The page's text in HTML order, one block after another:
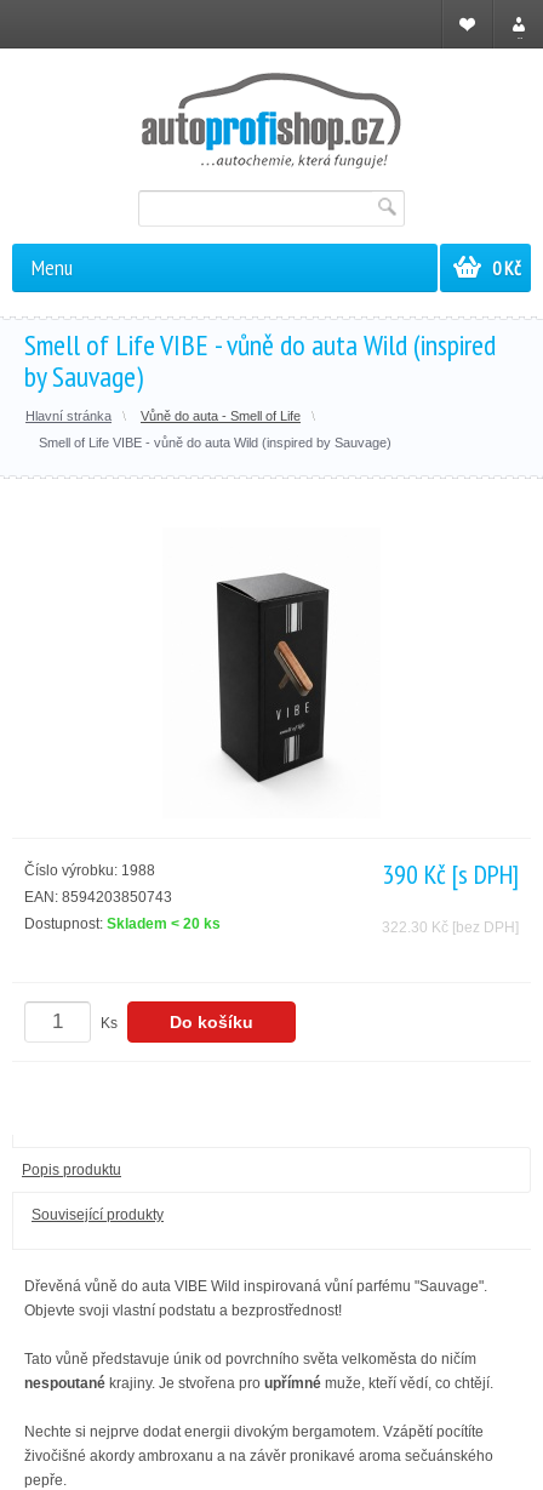
Registrace
0 Kč
Menu
Smell of Life VIBE - vůně do auta Wild (inspired
by Sauvage)
Hlavní stránka
Vůně do auta - Smell of Life
Smell of Life VIBE - vůně do auta Wild (inspired by Sauvage)
Číslo výrobku: 1988
EAN: 8594203850743
Dostupnost: Skladem < 20 ks
390 Kč [s DPH]
322.30 Kč [bez DPH]
Ks
Popis produktu
Související produkty
Dřevěná vůně do auta VIBE Wild inspirovaná vůní parfému "Sauvage".
Objevte svoji vlastní podstatu a bezprostřednost!
Tato vůně představuje únik od povrchního světa velkoměsta do ničím
nespoutané krajiny. Je stvořena pro upřímné muže, kteří vědí, co chtějí.
Nechte si nejprve dodat energii divokým bergamotem. Vzápětí pocítíte
živočišné akordy ambroxanu a na závěr pronikavé aroma sečuánského
pepře.